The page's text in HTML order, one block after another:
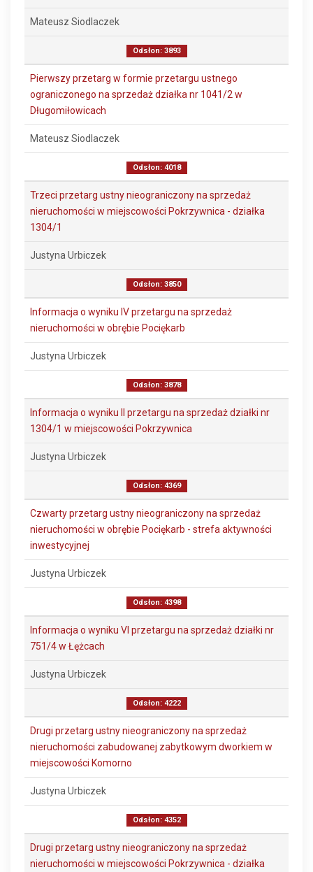
Mateusz Siodlaczek
Odsłon: 3893
Pierwszy przetarg w formie przetargu ustnego
ograniczonego na sprzedaż działka nr 1041/2 w
Długomiłowicach
Mateusz Siodlaczek
Odsłon: 4018
Trzeci przetarg ustny nieograniczony na sprzedaż
nieruchomości w miejscowości Pokrzywnica - działka
1304/1
Justyna Urbiczek
Odsłon: 3850
Informacja o wyniku IV przetargu na sprzedaż
nieruchomości w obrębie Pociękarb
Justyna Urbiczek
Odsłon: 3878
Informacja o wyniku II przetargu na sprzedaż działki nr
1304/1 w miejscowości Pokrzywnica
Justyna Urbiczek
Odsłon: 4369
Czwarty przetarg ustny nieograniczony na sprzedaż
nieruchomości w obrębie Pociękarb - strefa aktywności
inwestycyjnej
Justyna Urbiczek
Odsłon: 4398
Informacja o wyniku VI przetargu na sprzedaż działki nr
751/4 w Łężcach
Justyna Urbiczek
Odsłon: 4222
Drugi przetarg ustny nieograniczony na sprzedaż
nieruchomości zabudowanej zabytkowym dworkiem w
miejscowości Komorno
Justyna Urbiczek
Odsłon: 4352
Drugi przetarg ustny nieograniczony na sprzedaż
nieruchomości w miejscowości Pokrzywnica - działka